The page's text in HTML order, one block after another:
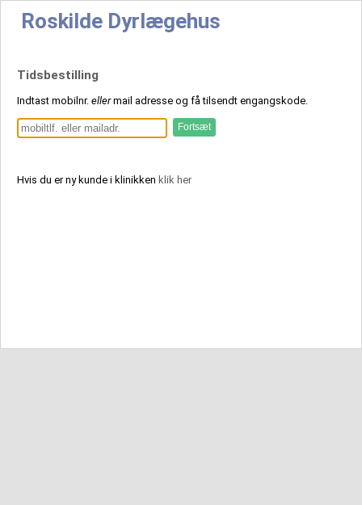
Roskilde Dyrlægehus
Tidsbestilling
Indtast mobilnr. ellermail adresse og få tilsendt engangskode.
Hvis du er ny kunde i klinikken klik her